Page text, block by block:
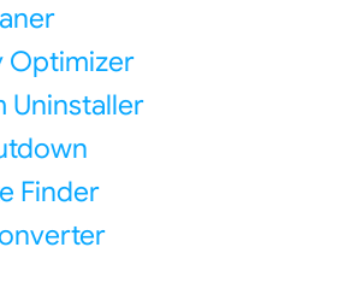
Optimizer
Uninstaller
Finder